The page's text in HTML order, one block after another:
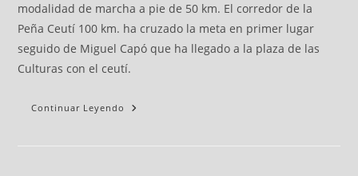
modalidad de marcha a pie de 50 km. El corredor de la
Peña Ceutí 100 km. ha cruzado la meta en primer lugar
seguido de Miguel Capó que ha llegado a la plaza de las
Culturas con el ceutí.
Continuar Leyendo